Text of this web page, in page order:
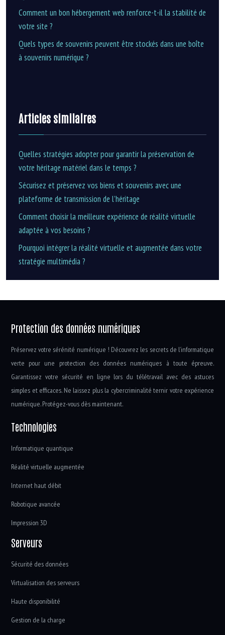
Comment un bon hébergement web renforce-t-il la stabilité de
votre site ?
Quels types de souvenirs peuvent être stockés dans une boîte
à souvenirs numérique ?
Articles similaires
Quelles stratégies adopter pour garantir la préservation de
votre héritage matériel dans le temps ?
Sécurisez et préservez vos biens et souvenirs avec une
plateforme de transmission de l’héritage
Comment choisir la meilleure expérience de réalité virtuelle
adaptée à vos besoins ?
Pourquoi intégrer la réalité virtuelle et augmentée dans votre
stratégie multimédia ?
Protection des données numériques
Préservez votre sérénité numérique ! Découvrez les secrets de l’informatique
verte pour une protection des données numériques à toute épreuve.
Garantissez votre sécurité en ligne lors du télétravail avec des astuces
simples et efficaces. Ne laissez plus la cybercriminalité ternir votre expérience
numérique. Protégez-vous dès maintenant.
Technologies
Informatique quantique
Réalité virtuelle augmentée
Internet haut débit
Robotique avancée
Impression 3D
Serveurs
Sécurité des données
Virtualisation des serveurs
Haute disponibilité
Gestion de la charge